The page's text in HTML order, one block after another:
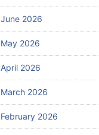
June 2026
May 2026
April 2026
March 2026
February 2026